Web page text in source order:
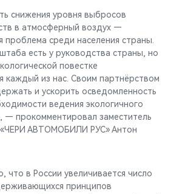
снижения уровня выбросов
в атмосферный воздух —
проблема среди населения страны.
есть у руководства страны, но
повестке
каждый из нас. Своим партнёрством
и ускорить осведомленность
ведения экологичного
— прокомментировал заместитель
АВТОМОБИЛИ РУС» Антон
что в России увеличивается число
принципов